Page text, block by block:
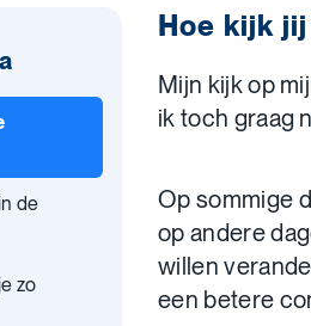
de
zo
Hoe kijk
Mijn kijk op
ik toch graag
Op sommige
op andere
willen
een betere